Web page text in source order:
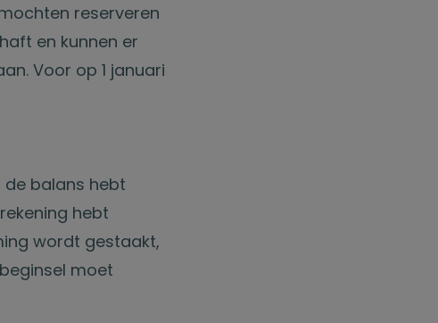
reserveren
en kunnen er
Voor op 1 januari
de balans hebt
hebt
wordt gestaakt,
moet